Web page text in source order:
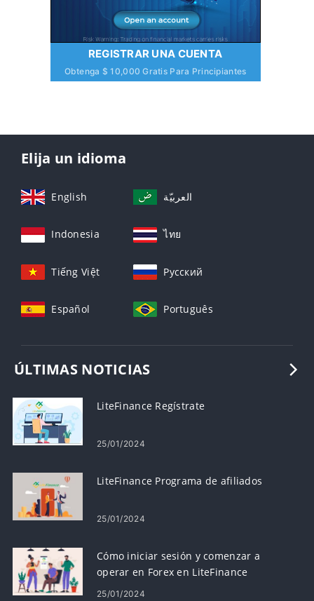
REGISTRAR UNA CUENTA
Obtenga $ 10,000 Gratis Para Principiantes
Elija un idioma
English العربيّة
Indonesia ไทย
Tiếng Việt Русский
Español Português
ÚLTIMAS NOTICIAS
LiteFinance Regístrate
25/01/2024
LiteFinance Programa de afiliados
25/01/2024
Cómo iniciar sesión y comenzar a
operar en Forex en LiteFinance
25/01/2024